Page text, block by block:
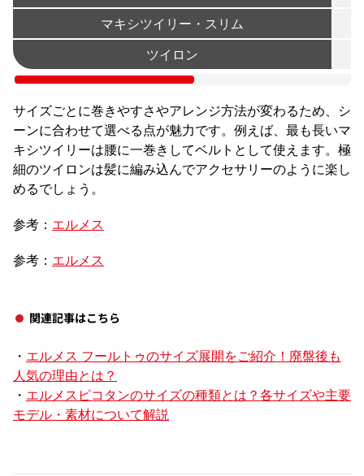
マキシツイリー・スリム
ツイロン
サイズごとに巻きやすさやアレンジ方法が変わるため、シ
ーンに合わせて選べる点が魅力です。例えば、最も長いマ
キシツイリーは腰に一巻きしてベルトとして使えます。極
細のツイロンは髪に編み込んでアクセサリーのように楽し
めるでしょう。
参考： エルメス
参考： エルメス
関連記事はこちら
・ エルメス フールトゥのサイズ展開をご紹介！廃盤後も
人気の理由とは？
・ エルメスピコタンのサイズの種類とは？各サイズや主要
モデル・素材について解説